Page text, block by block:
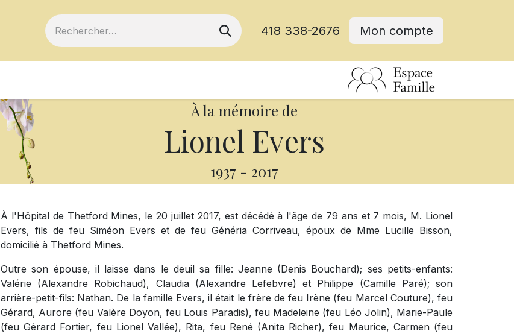
418 338-2676 Mon compte
À la mémoire de
Lionel Evers
1937 - 2017
À l'Hôpital de Thetford Mines, le 20 juillet 2017, est décédé à l'âge de 79 ans et 7 mois, M. Lionel
Evers, fils de feu Siméon Evers et de feu Généria Corriveau, époux de Mme Lucille Bisson,
domicilié à Thetford Mines.
Outre son épouse, il laisse dans le deuil sa fille: Jeanne (Denis Bouchard); ses petits-enfants:
Valérie (Alexandre Robichaud), Claudia (Alexandre Lefebvre) et Philippe (Camille Paré); son
arrière-petit-fils: Nathan. De la famille Evers, il était le frère de feu Irène (feu Marcel Couture), feu
Gérard, Aurore (feu Valère Doyon, feu Louis Paradis), feu Madeleine (feu Léo Jolin), Marie-Paule
(feu Gérard Fortier, feu Lionel Vallée), Rita, feu René (Anita Richer), feu Maurice, Carmen (feu